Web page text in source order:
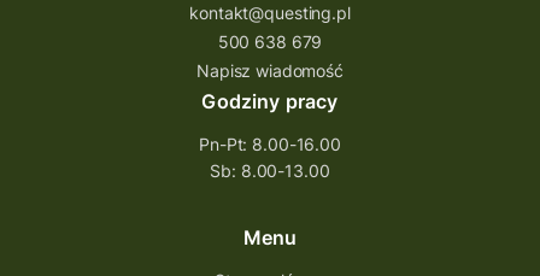
questujwpolsce
questuj z nami
questingwyprawa po skarb
questingowy projekt współpracy
questing wielkopolska
Questing Przecławski
Questing Łódzkie
kontakt@questing.pl
500 638 679
Napisz wiadomość
Godziny pracy
Pn-Pt: 8.00-16.00
Sb: 8.00-13.00
Menu